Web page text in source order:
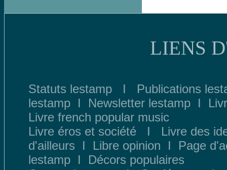
LIENS
Statuts lestamp I Publications
lestamp I Newsletter lestamp I
Livre french popular music
Livre éros et société I Livre des
d'ailleurs I Libre opinion I Page
lestamp I Décors populaires